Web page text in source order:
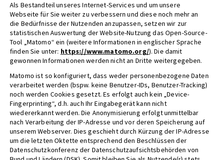
Als Bestandteil unseres Internet-Services und um unsere
Webseite für Sie weiter zu verbessern und diese noch mehr an
die Bedürfnisse der Nutzenden anzupassen, setzen wir zur
statistischen Auswertung der Website-Nutzung das Open-Source-
Tool „Matomo“ ein (weitere Informationen in englischer Sprache
finden Sie unter: https://www.matomo.org/). Die damit
gewonnen Informationen werden nicht an Dritte weitergegeben.
Matomo ist so konfiguriert, dass weder personenbezogene Daten
verarbeitet werden (bspw. keine Benutzer-IDs, Benutzer-Tracking)
noch werden Cookies gesetzt. Es erfolgt auch kein „Device-
Fingerprinting“, d.h. auch Ihr Eingabegerät kann nicht
wiedererkannt werden. Die Anonymisierung erfolgt unmittelbar
nach Verarbeitung der IP-Adresse und vor deren Speicherung auf
unserem Webserver. Dies geschieht durch Kürzung der IP-Adresse
um die letzten Oktette entsprechend den Beschlüssen der
Datenschutzkonferenz der Datenschutzaufsichtsbehörden von